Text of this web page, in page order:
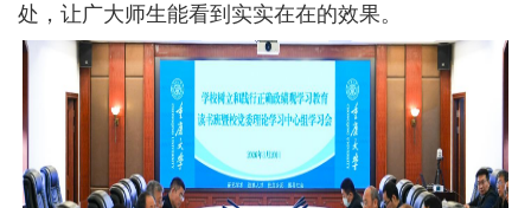
处，让广大师生能看到实实在在的效果。